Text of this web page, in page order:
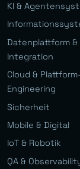
KI &
Datenplattform &
Integration
Cloud &
Engineering
Sicherheit
Mobile & Digital
IoT & Robotik
QA &